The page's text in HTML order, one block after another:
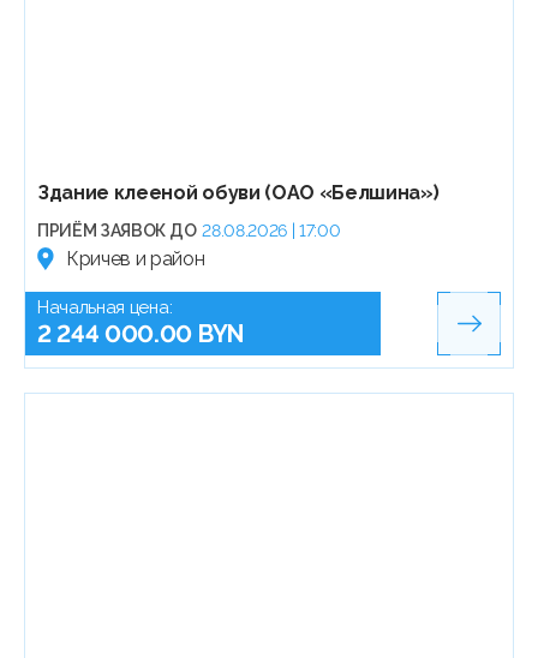
Здание клееной обуви (ОАО «Белшина»)
ПРИЁМ ЗАЯВОК ДО 28.08.2026 | 17:00
Кричев и район
Начальная цена:
2 244 000.00 BYN